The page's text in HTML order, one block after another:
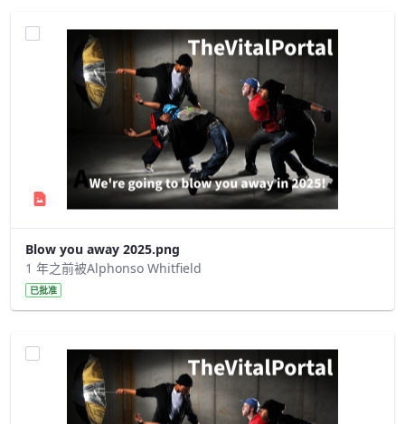
Blow you away 2025.png
1 年之前被Alphonso Whitfield
已批准